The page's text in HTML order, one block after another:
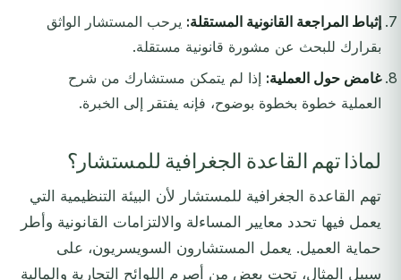
إثباط المراجعة القانونية المستقلة: يرحب المستشار الواثق
بقرارك للبحث عن مشورة قانونية مستقلة.
غامض حول العملية: إذا لم يتمكن مستشارك من شرح
العملية خطوة بخطوة بوضوح، فإنه يفتقر إلى الخبرة.
لماذا تهم القاعدة الجغرافية للمستشار؟
تهم القاعدة الجغرافية للمستشار لأن البيئة التنظيمية التي
يعمل فيها تحدد معايير المساءلة والالتزامات القانونية وأطر
حماية العميل. يعمل المستشارون السويسريون، على
سبيل المثال، تحت بعض من أصرم اللوائح التجارية والمالية